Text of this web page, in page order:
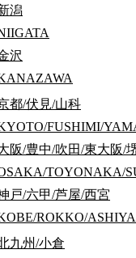
潟
沢
都/伏見/山科
FUSHIMI/
阪/豊中/吹田/東大阪/
TOYONAKA/
戸/六甲/芦屋/西宮
ROKKO/
九州/小倉
이 신주쿠선 「아케
積)